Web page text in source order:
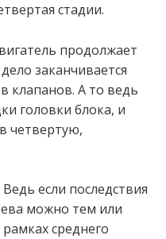
стадии.
продолжает
заканчивается
клапанов. А то ведь
головки блока, и
четвертую,
если последствия
можно тем или
среднего